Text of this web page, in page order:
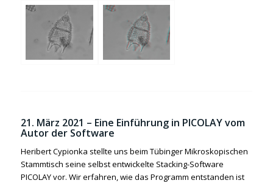
21. März 2021 – Eine Einführung in PICOLAY vom
Autor der Software
Heribert Cypionka stellte uns beim Tübinger Mikroskopischen
Stammtisch seine selbst entwickelte Stacking-Software
PICOLAY vor. Wir erfahren, wie das Programm entstanden ist